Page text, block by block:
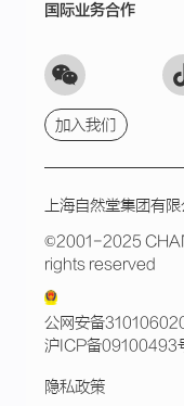
国际业务合作
加入我们
上海自然堂集团有
©2001-2025
rights reserved
公网安备
沪ICP备09100493
隐私政策